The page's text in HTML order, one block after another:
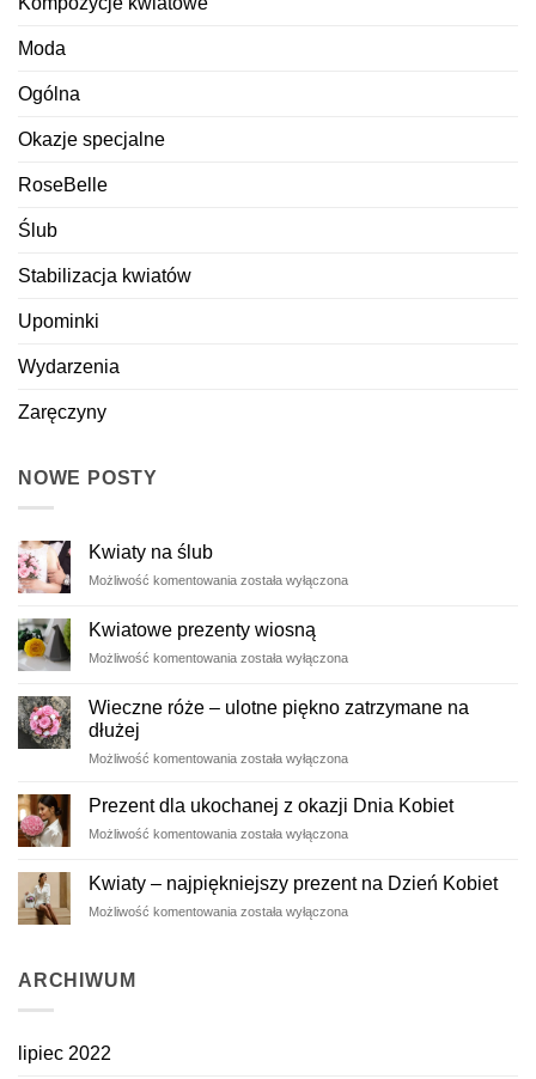
Moda
Ogólna
Okazje specjalne
RoseBelle
Ślub
Stabilizacja kwiatów
Upominki
Wydarzenia
Zaręczyny
NOWE POSTY
Kwiaty na ślub
Możliwość komentowania Kwiaty
została wyłączona
Kwiatowe prezenty wiosną
Możliwość komentowania Kwiatowe
została wyłączona
Wieczne róże – ulotne piękno zatrzymane na
dłużej
Możliwość komentowania Wieczne
ulotne
piękno
na
została wyłączona
Prezent dla ukochanej z okazji Dnia Kobiet
Możliwość komentowania Prezent
ukochanej
z
okazji
została wyłączona
Kwiaty – najpiękniejszy prezent na Dzień Kobiet
Możliwość komentowania Kwiaty
została wyłączona
ARCHIWUM
lipiec 2022